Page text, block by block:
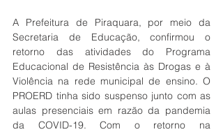
A Prefeitura de Piraquara, por meio da
Secretaria de Educação, confirmou o
retorno das atividades do Programa
Educacional de Resistência às Drogas e à
Violência na rede municipal de ensino. O
PROERD tinha sido suspenso junto com as
aulas presenciais em razão da pandemia
da COVID-19. Com o retorno na